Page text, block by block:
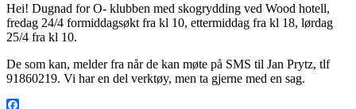
Hei! Dugnad for O- klubben med skogrydding ved Wood hotell,
fredag 24/4 formiddagsøkt fra kl 10, ettermiddag fra kl 18, lørdag
25/4 fra kl 10.
De som kan, melder fra når de kan møte på SMS til Jan Prytz, tlf
91860219. Vi har en del verktøy, men ta gjerne med en sag.